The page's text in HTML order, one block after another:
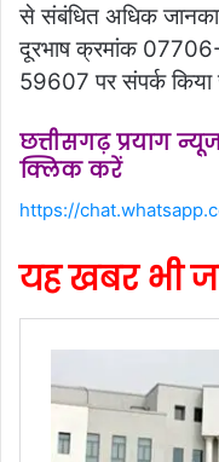
से संबंधित अधिक
दूरभाष क्रमांक
59607 पर संपर्क
छत्तीसगढ़ प्रयाग
क्लिक करें
https://
यह खबर भी